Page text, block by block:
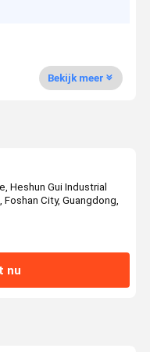
Bekijk meer
Heshun Gui Industrial
City, Guangdong,
nu